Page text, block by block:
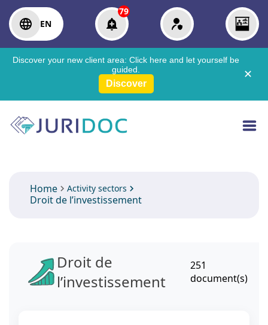
EN
79
Discover your new client area: Click here and let yourself be
guided.
Discover
✕
Home Activity sectors
Droit de l’investissement
Droit de
l’investissement
251
document(s)